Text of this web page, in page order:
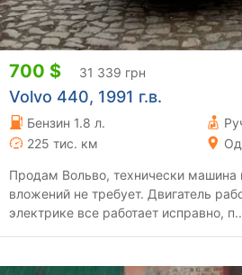
700 $ 31 339 грн
Volvo 440, 1991 г.в.
Бензин 1.8 л.
225 тис. км
Продам Вольво, технически машина
вложений не требует. Двигатель
электрике все работает исправно,